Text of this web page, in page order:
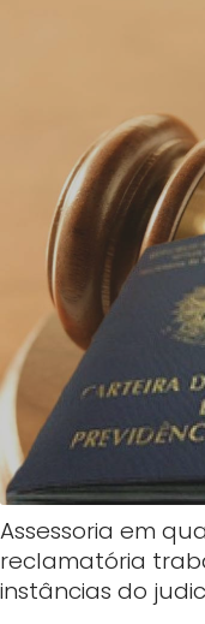
Assessoria em
reclamatória
instâncias do